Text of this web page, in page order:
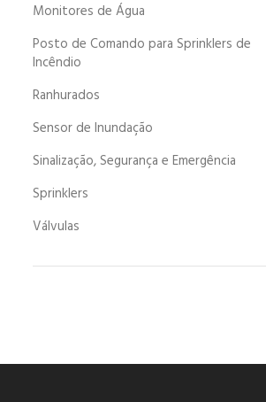
Monitores de Água
Posto de Comando para Sprinklers de
Incêndio
Ranhurados
Sensor de Inundação
Sinalização, Segurança e Emergência
Sprinklers
Válvulas